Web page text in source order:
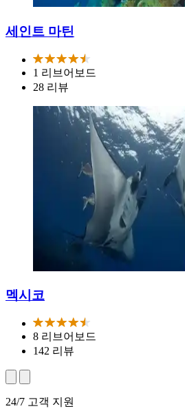
세인트 마틴
1 리브어보드
28 리뷰
멕시코
8 리브어보드
142 리뷰
24/7 고객 지원